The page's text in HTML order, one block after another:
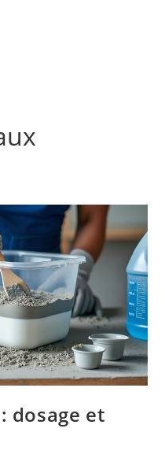
dosage et